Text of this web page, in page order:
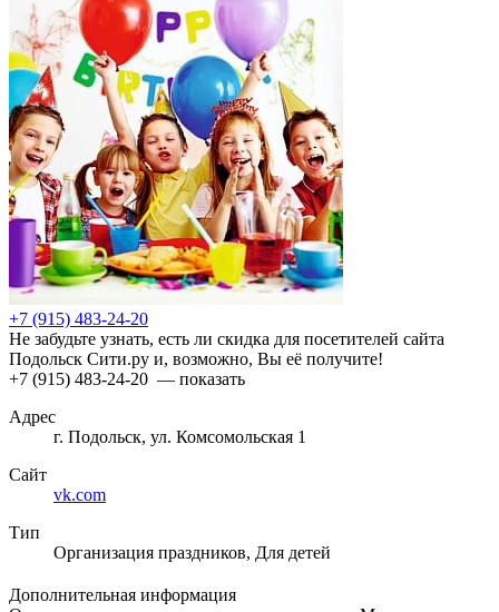
+7 (915) 483-24-20
Не забудьте узнать, есть ли скидка для посетителей сайта
Подольск Сити.ру и, возможно, Вы её получите!
+7 (915) 483-24-20 — показать
Адрес
г. Подольск, ул. Комсомольская 1
Сайт
vk.com
Тип
Организация праздников, Для детей
Дополнительная информация